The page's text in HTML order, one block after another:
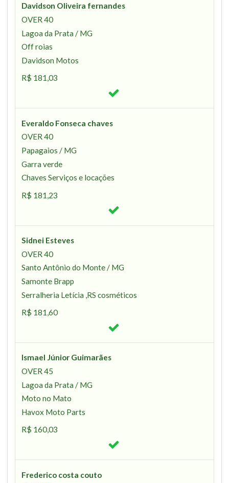
Davidson Oliveira fernandes
OVER 40
Lagoa da Prata / MG
Off roias
Davidson Motos
R$ 181,03
Everaldo Fonseca chaves
OVER 40
Papagaios / MG
Garra verde
Chaves Serviços e locações
R$ 181,23
Sidnei Esteves
OVER 40
Santo Antônio do Monte / MG
Samonte Brapp
Serralheria Letícia ,RS cosméticos
R$ 181,60
Ismael Júnior Guimarães
OVER 45
Lagoa da Prata / MG
Moto no Mato
Havox Moto Parts
R$ 160,03
Frederico costa couto